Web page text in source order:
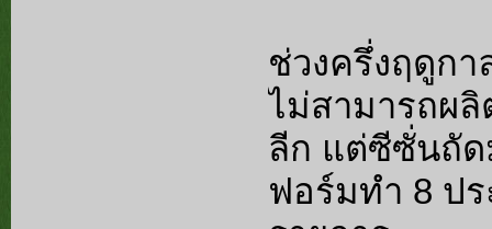
ช่วงครึ่งฤดูกา
ไม่สามารถผ
ลีก แต่ซีซั่นถัด
ฟอร์มทำ 8 ป